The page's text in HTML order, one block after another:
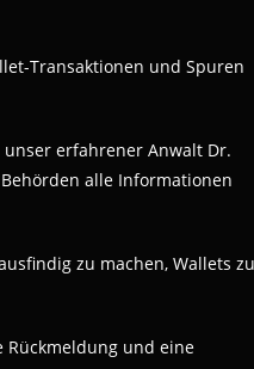
Transaktionen und Spuren
erfahrener Anwalt Dr.
alle Informationen
zu machen, Wallets zu
Rückmeldung und eine